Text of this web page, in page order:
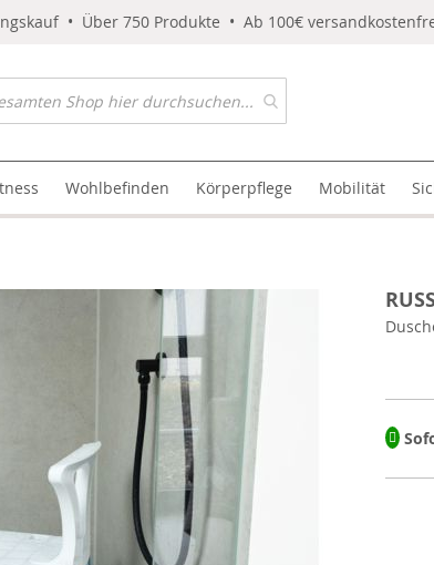
• Über 750 Produkte • Ab 100€
Wohlbefinden Körperpflege Mobilität